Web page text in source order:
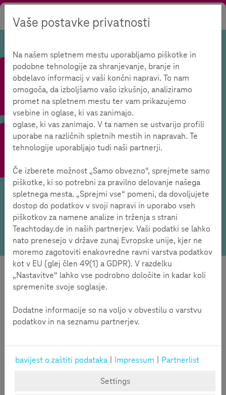
Tražiti Kontrast
Ponuda Test medijske pismenosti Pregled
Test kompetencija za sve!
9-12 godina
Vaše postavke privatnosti
Na našem spletnem mestu uporabljamo piškotke in
podobne tehnologije za shranjevanje, branje in
obdelavo informacij v vaši končni napravi. To nam
omogoča, da izboljšamo vašo izkušnjo, analiziramo
promet na spletnem mestu ter vam prikazujemo
vsebine in oglase, ki vas zanimajo.
oglase, ki vas zanimajo. V ta namen se ustvarijo profili
uporabe na različnih spletnih mestih in napravah. Te
tehnologije uporabljajo tudi naši partnerji.
Če izberete možnost „Samo obvezno“, sprejmete samo
piškotke, ki so potrebni za pravilno delovanje našega
spletnega mesta. „Sprejmi vse“ pomeni, da dovoljujete
dostop do podatkov v svoji napravi in uporabo vseh
piškotkov za namene analize in trženja s strani
Teachtoday.de in naših partnerjev. Vaši podatki se lahko
nato prenesejo v države zunaj Evropske unije, kjer ne
moremo zagotoviti enakovredne ravni varstva podatkov
kot v EU (glej člen 49(1) a GDPR). V razdelku
„Nastavitve“ lahko vse podrobno določite in kadar koli
spremenite svoje soglasje.
Dodatne informacije so na voljo v obvestilu o varstvu
podatkov in na seznamu partnerjev.
bavijest o zaštiti podataka Impressum
Partnerlist
Settings